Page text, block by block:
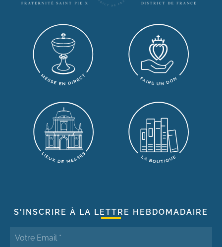
S'INSCRIRE À LA LETTRE HEBDOMADAIRE